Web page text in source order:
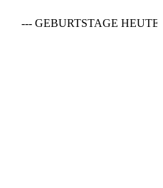
--- GEBURTSTAGE HEUTE: